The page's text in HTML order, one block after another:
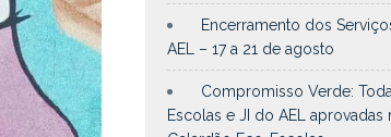
Encerramento dos
AEL – 17 a 21 de agosto
Compromisso Verde:
Escolas e JI do AEL aprovadas